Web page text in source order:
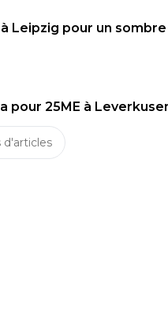
Leipzig pour un sombre
pour 25ME à
d'articles